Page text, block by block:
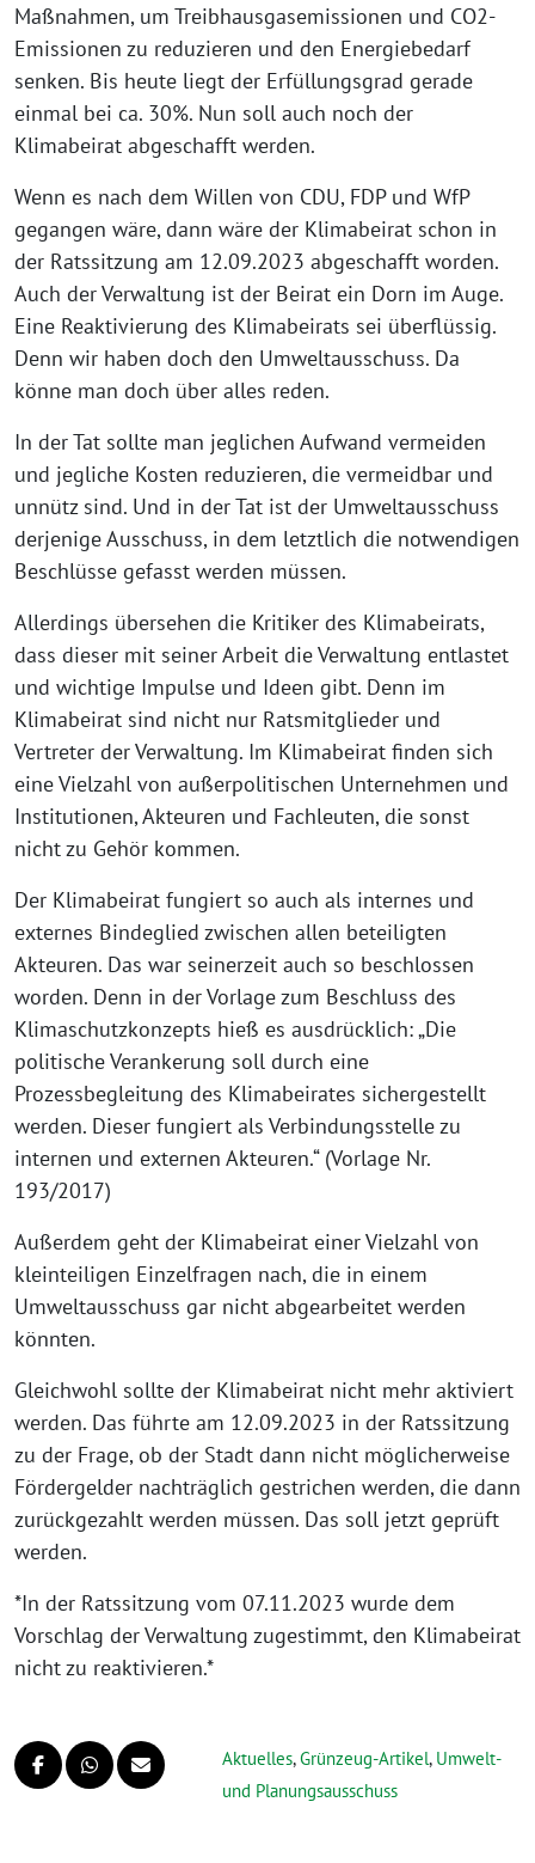
Maßnahmen, um Treibhausgasemissionen und CO2-
Emissionen zu reduzieren und den Energiebedarf
senken. Bis heute liegt der Erfüllungsgrad gerade
einmal bei ca. 30%. Nun soll auch noch der
Klimabeirat abgeschafft werden.
Wenn es nach dem Willen von CDU, FDP und WfP
gegangen wäre, dann wäre der Klimabeirat schon in
der Ratssitzung am 12.09.2023 abgeschafft worden.
Auch der Verwaltung ist der Beirat ein Dorn im Auge.
Eine Reaktivierung des Klimabeirats sei überflüssig.
Denn wir haben doch den Umweltausschuss. Da
könne man doch über alles reden.
In der Tat sollte man jeglichen Aufwand vermeiden
und jegliche Kosten reduzieren, die vermeidbar und
unnütz sind. Und in der Tat ist der Umweltausschuss
derjenige Ausschuss, in dem letztlich die notwendigen
Beschlüsse gefasst werden müssen.
Allerdings übersehen die Kritiker des Klimabeirats,
dass dieser mit seiner Arbeit die Verwaltung entlastet
und wichtige Impulse und Ideen gibt. Denn im
Klimabeirat sind nicht nur Ratsmitglieder und
Vertreter der Verwaltung. Im Klimabeirat finden sich
eine Vielzahl von außerpolitischen Unternehmen und
Institutionen, Akteuren und Fachleuten, die sonst
nicht zu Gehör kommen.
Der Klimabeirat fungiert so auch als internes und
externes Bindeglied zwischen allen beteiligten
Akteuren. Das war seinerzeit auch so beschlossen
worden. Denn in der Vorlage zum Beschluss des
Klimaschutzkonzepts hieß es ausdrücklich: „Die
politische Verankerung soll durch eine
Prozessbegleitung des Klimabeirates sichergestellt
werden. Dieser fungiert als Verbindungsstelle zu
internen und externen Akteuren.“ (Vorlage Nr.
193/2017)
Außerdem geht der Klimabeirat einer Vielzahl von
kleinteiligen Einzelfragen nach, die in einem
Umweltausschuss gar nicht abgearbeitet werden
könnten.
Gleichwohl sollte der Klimabeirat nicht mehr aktiviert
werden. Das führte am 12.09.2023 in der Ratssitzung
zu der Frage, ob der Stadt dann nicht möglicherweise
Fördergelder nachträglich gestrichen werden, die dann
zurückgezahlt werden müssen. Das soll jetzt geprüft
werden.
*In der Ratssitzung vom 07.11.2023 wurde dem
Vorschlag der Verwaltung zugestimmt, den Klimabeirat
nicht zu reaktivieren.*
Aktuelles,Grünzeug-Artikel, Umwelt-
und Planungsausschuss